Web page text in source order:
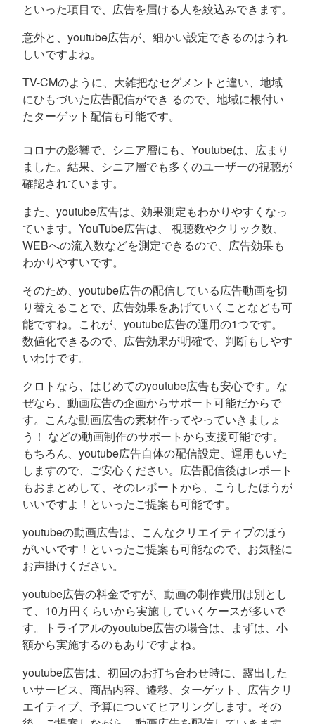
といった項目で、広告を届ける人を絞込みできます。
意外と、youtube広告が、細かい設定できるのはうれ
しいですよね。
TV-CMのように、大雑把なセグメントと違い、地域
にひもづいた広告配信ができ るので、地域に根付い
たターゲット配信も可能です。
コロナの影響で、シニア層にも、Youtubeは、広まり
ました。結果、シニア層でも多くのユーザーの視聴が
確認されています。
また、youtube広告は、効果測定もわかりやすくなっ
ています。YouTube広告は、 視聴数やクリック数、
WEBへの流入数などを測定できるので、広告効果も
わかりやすいです。
そのため、youtube広告の配信している広告動画を切
り替えることで、広告効果をあげていくことなども可
能ですね。これが、youtube広告の運用の1つです。
数値化できるので、広告効果が明確で、判断もしやす
いわけです。
クロトなら、はじめてのyoutube広告も安心です。な
ぜなら、動画広告の企画からサポート可能だからで
す。こんな動画広告の素材作ってやっていきましょ
う！ などの動画制作のサポートから支援可能です。
もちろん、youtube広告自体の配信設定、運用もいた
しますので、ご安心ください。広告配信後はレポート
もおまとめして、そのレポートから、こうしたほうが
いいですよ！といったご提案も可能です。
youtubeの動画広告は、こんなクリエイティブのほう
がいいです！といったご提案も可能なので、お気軽に
お声掛けください。
youtube広告の料金ですが、動画の制作費用は別とし
て、10万円くらいから実施 していくケースが多いで
す。トライアルのyoutube広告の場合は、まずは、小
額から実施するのもありですよね。
youtube広告は、初回のお打ち合わせ時に、露出した
いサービス、商品内容、遷移、ターゲット、広告クリ
エイティブ、予算についてヒアリングします。その